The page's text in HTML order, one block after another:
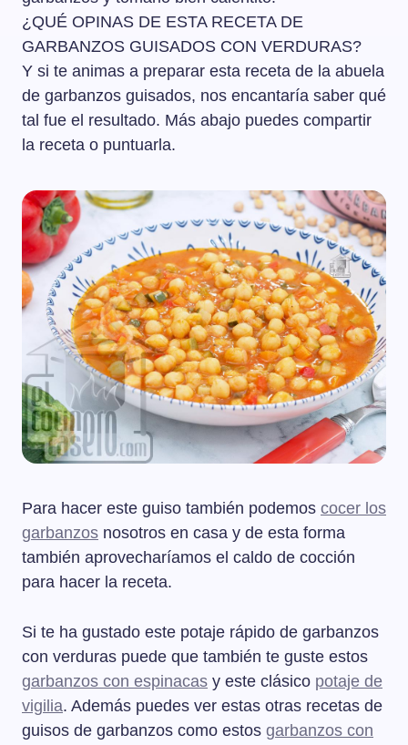
¿QUÉ OPINAS DE ESTA RECETA DE
GARBANZOS GUISADOS CON VERDURAS?
Y si te animas a preparar esta receta de la abuela
de garbanzos guisados, nos encantaría saber qué
tal fue el resultado. Más abajo puedes compartir
la receta o puntuarla.
Para hacer este guiso también podemos cocer los
garbanzos nosotros en casa y de esta forma
también aprovecharíamos el caldo de cocción
para hacer la receta.
Si te ha gustado este potaje rápido de garbanzos
con verduras puede que también te guste estos
garbanzos con espinacas y este clásico potaje de
vigilia. Además puedes ver estas otras recetas de
guisos de garbanzos como estos garbanzos con